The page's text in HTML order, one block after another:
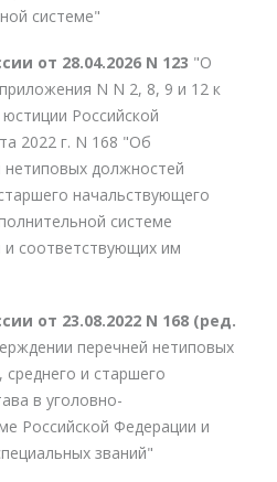
системе"
от 28.04.2026 N 123 "О
N N 2, 8, 9 и 12 к
Российской
2022 г. N 168 "Об
должностей
начальствующего
системе
и соответствующих им
от 23.08.2022 N 168 (ред.
перечней нетиповых
и старшего
в уголовно-
Российской Федерации и
званий"